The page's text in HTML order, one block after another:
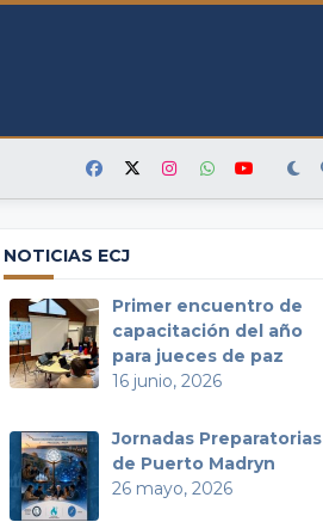
NOTICIAS ECJ
Primer encuentro de
capacitación del año
para jueces de paz
16 junio, 2026
Jornadas Preparatorias
de Puerto Madryn
26 mayo, 2026